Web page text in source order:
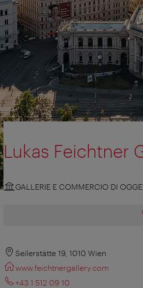
Lukas Feichtner
GALLERIE E COMMERCIO DI
Seilerstätte 19, 1010 Wien
www.feichtnergallery.com
+43 1 512 09 10